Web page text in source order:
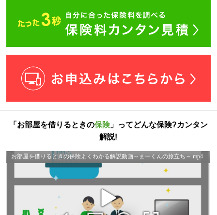
「お部屋を借りるときの保険」ってどんな保険?カンタン
解説!